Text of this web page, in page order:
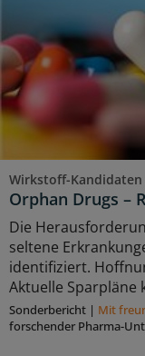
Wirkstoff-
Orphan Drugs –
Die
seltene
identifiziert.
Aktuelle Sparpläne
Sonderbericht | Mit
forschender Pharma-